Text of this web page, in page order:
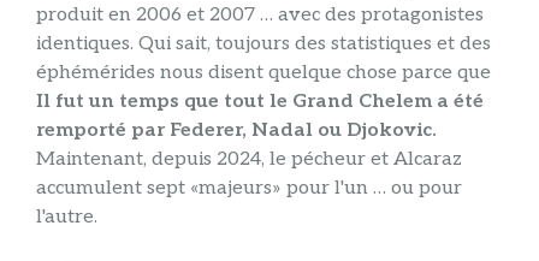
produit en 2006 et 2007 … avec des protagonistes
identiques. Qui sait, toujours des statistiques et des
éphémérides nous disent quelque chose parce que
Il fut un temps que tout le Grand Chelem a été
remporté par Federer, Nadal ou Djokovic.
Maintenant, depuis 2024, le pécheur et Alcaraz
accumulent sept «majeurs» pour l'un … ou pour
l'autre.